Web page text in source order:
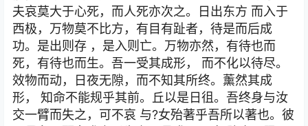
夫哀莫大于心死，而人死亦次之。日出东方 而入于
西极，万物莫不比方，有目有趾者，待是而后成
功。是出则存 ，是入则亡。万物亦然，有待也而
死，有待也而生。吾一受其成形， 而不化以待尽。
效物而动，日夜无隙，而不知其所终。薰然其成
形， 知命不能规乎其前。丘以是日徂。吾终身与汝
交一臂而失之，可不哀 与?女殆著乎吾所以著也。彼